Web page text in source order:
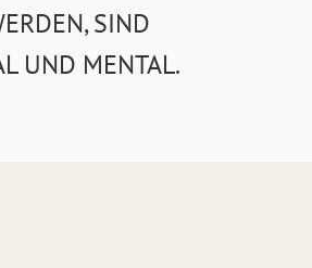
SIND
UND MENTAL.